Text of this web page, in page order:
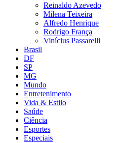
Reinaldo Azevedo
Milena Teixeira
Alfredo Henrique
Rodrigo França
Vinícius Passarelli
Brasil
DF
SP
MG
Mundo
Entretenimento
Vida & Estilo
Saúde
Ciência
Esportes
Especiais